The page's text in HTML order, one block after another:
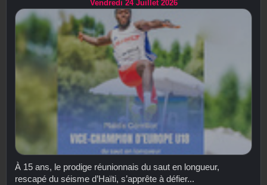
Vendredi 24 Juillet 2026
À 15 ans, le prodige réunionnais du saut en longueur,
rescapé du séisme d’Haïti, s’apprête à défier...